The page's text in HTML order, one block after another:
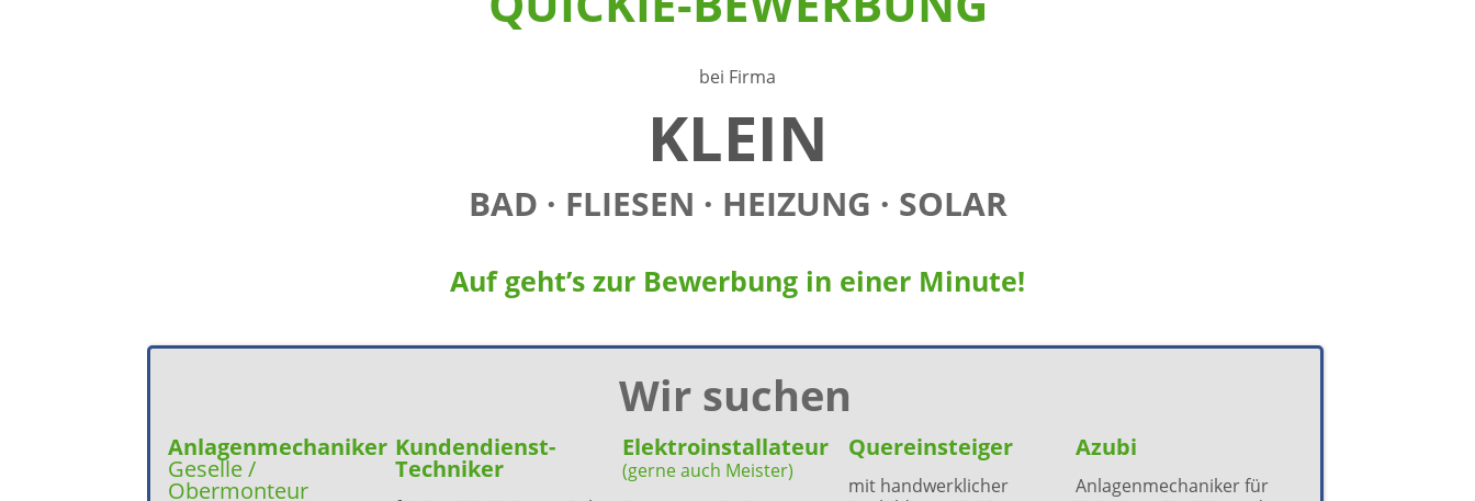
bei Firma
KLEIN
BAD · FLIESEN · HEIZUNG · SOLAR
Auf geht’s zur Bewerbung in einer Minute!
Wir suchen
Anlagenmechaniker
Geselle /
Obermonteur
Kundendienst-
Techniker
Elektroinstallateur
(gerne auch Meister)
Quereinsteiger
mit handwerklicher
Azubi
Anlagenmechaniker für